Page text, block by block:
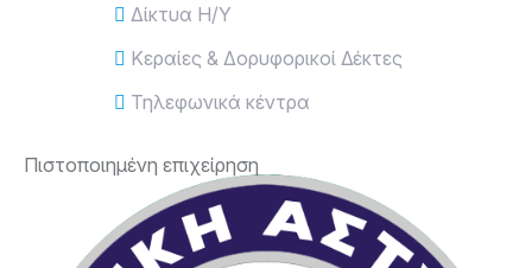
Δίκτυα Η/Υ
Κεραίες & Δορυφορικοί Δέκτες
Τηλεφωνικά κέντρα
Πιστοποιημένη επιχείρηση